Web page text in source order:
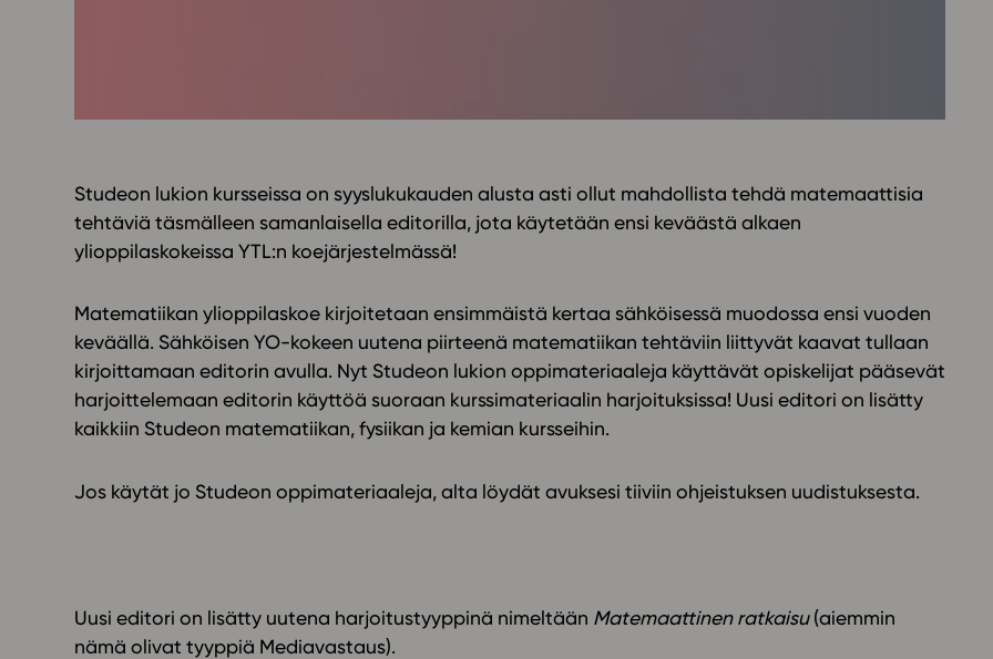
Studeon lukion kursseissa on syyslukukauden alusta asti ollut mahdollista tehdä matemaattisia
tehtäviä täsmälleen samanlaisella editorilla, jota käytetään ensi keväästä alkaen
ylioppilaskokeissa YTL:n koejärjestelmässä!
Matematiikan ylioppilaskoe kirjoitetaan ensimmäistä kertaa sähköisessä muodossa ensi vuoden
keväällä. Sähköisen YO-kokeen uutena piirteenä matematiikan tehtäviin liittyvät kaavat tullaan
kirjoittamaan editorin avulla. Nyt Studeon lukion oppimateriaaleja käyttävät opiskelijat pääsevät
harjoittelemaan editorin käyttöä suoraan kurssimateriaalin harjoituksissa! Uusi editori on lisätty
kaikkiin Studeon matematiikan, fysiikan ja kemian kursseihin.
Jos käytät jo Studeon oppimateriaaleja, alta löydät avuksesi tiiviin ohjeistuksen uudistuksesta.
Uusi editori on lisätty uutena harjoitustyyppinä nimeltään Matemaattinen ratkaisu(aiemmin
nämä olivat tyyppiä Mediavastaus).